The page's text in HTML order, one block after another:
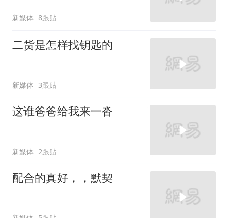
新媒体 8跟贴
二货是怎样找钥匙的
新媒体 3跟贴
这谁爸爸给我来一沓
新媒体 2跟贴
配合的真好，，默契